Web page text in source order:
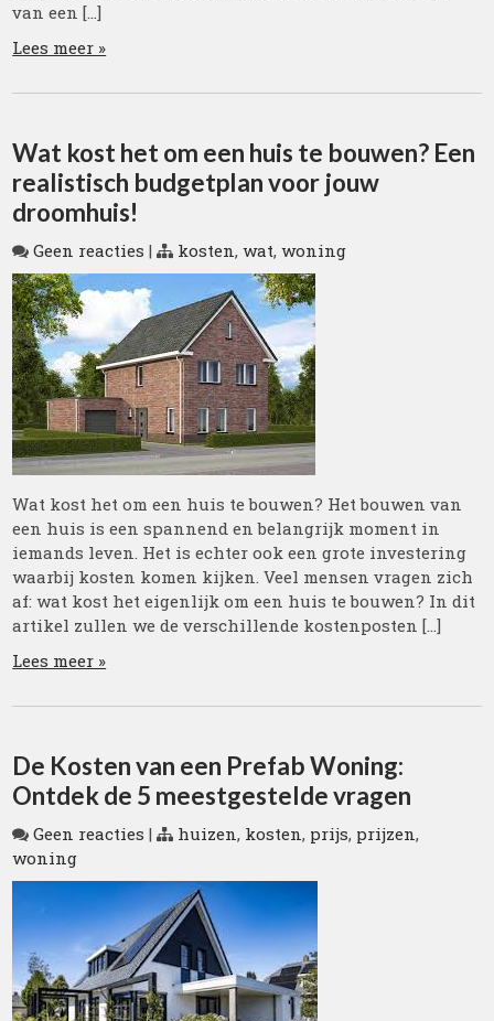
van een […]
Lees meer »
Wat kost het om een huis te bouwen? Een
realistisch budgetplan voor jouw
droomhuis!
Geen reacties | kosten,wat,woning
Wat kost het om een huis te bouwen? Het bouwen van
een huis is een spannend en belangrijk moment in
iemands leven. Het is echter ook een grote investering
waarbij kosten komen kijken. Veel mensen vragen zich
af: wat kost het eigenlijk om een huis te bouwen? In dit
artikel zullen we de verschillende kostenposten […]
Lees meer »
De Kosten van een Prefab Woning:
Ontdek de 5 meestgestelde vragen
Geen reacties | huizen, kosten, prijs, prijzen,
woning